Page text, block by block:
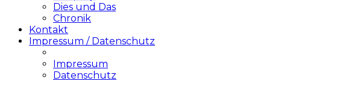
Dies und Das
Chronik
Kontakt
Impressum / Datenschutz
Impressum
Datenschutz